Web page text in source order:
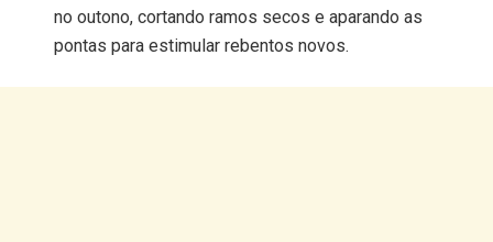
no outono, cortando ramos secos e aparando as
pontas para estimular rebentos novos.